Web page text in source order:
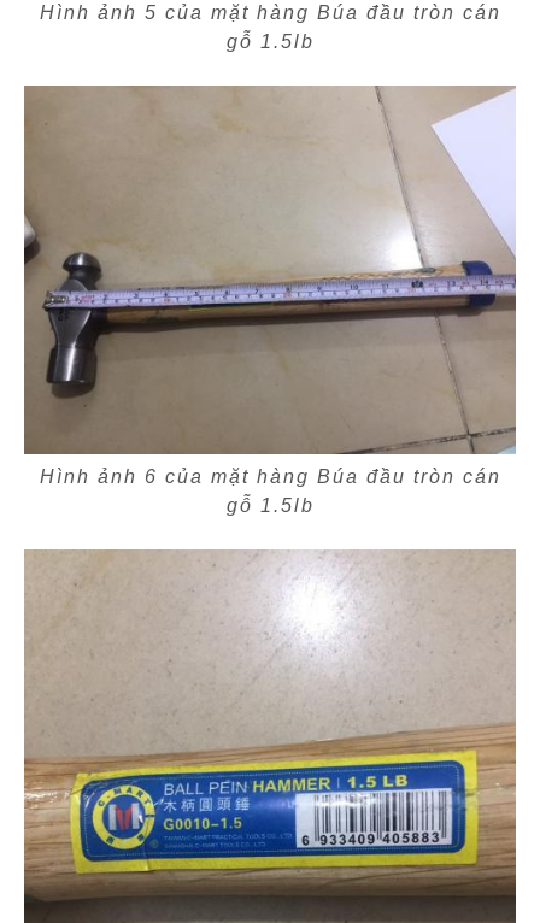
Hình ảnh 5 của mặt hàng Búa đầu tròn cán
gỗ 1.5lb
Hình ảnh 6 của mặt hàng Búa đầu tròn cán
gỗ 1.5lb